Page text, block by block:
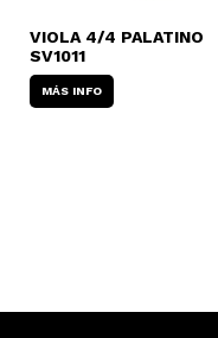
VIOLA 4/4 PALATINO
SV1011
MÁS INFO